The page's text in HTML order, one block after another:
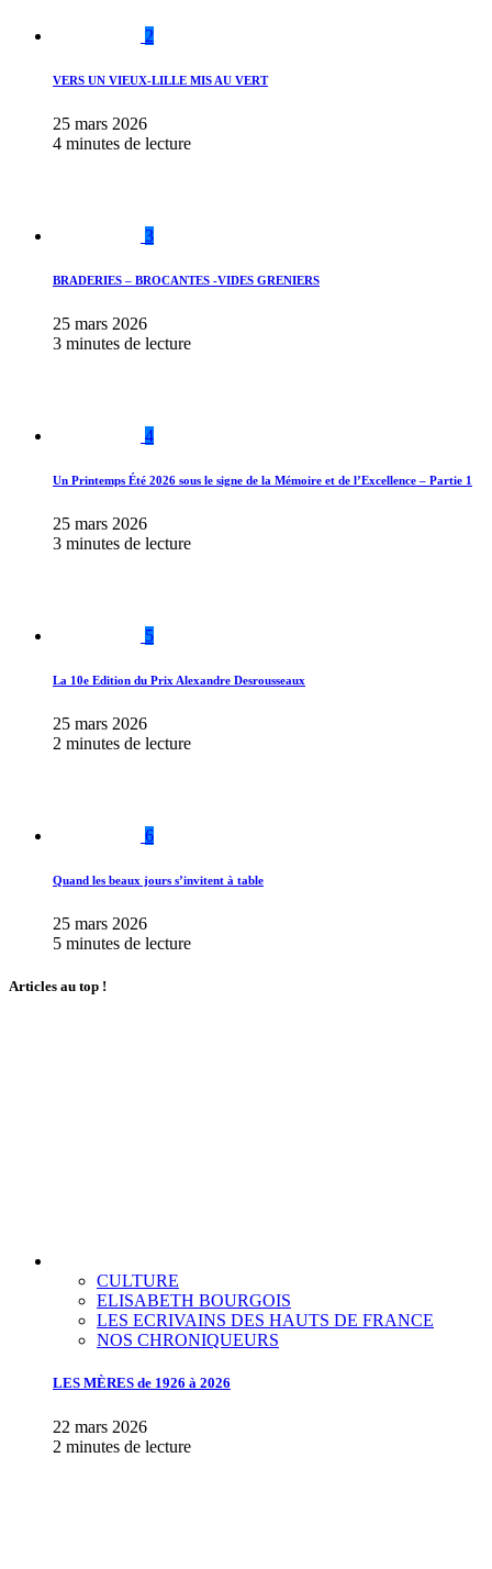
2
VERS UN VIEUX-LILLE MIS AU VERT
25 mars 2026
4 minutes de lecture
3
BRADERIES – BROCANTES -VIDES GRENIERS
25 mars 2026
3 minutes de lecture
4
Un Printemps Été 2026 sous le signe de la Mémoire et de l’Excellence – Partie 1
25 mars 2026
3 minutes de lecture
5
La 10e Edition du Prix Alexandre Desrousseaux
25 mars 2026
2 minutes de lecture
6
Quand les beaux jours s’invitent à table
25 mars 2026
5 minutes de lecture
Articles au top !
CULTURE
ELISABETH BOURGOIS
LES ECRIVAINS DES HAUTS DE FRANCE
NOS CHRONIQUEURS
LES MÈRES de 1926 à 2026
22 mars 2026
2 minutes de lecture